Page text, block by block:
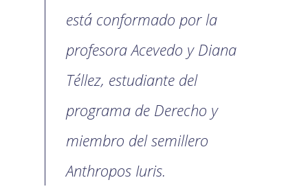
está conformado por la
profesora Acevedo y Diana
Téllez, estudiante del
programa de Derecho y
miembro del semillero
Anthropos Iuris.